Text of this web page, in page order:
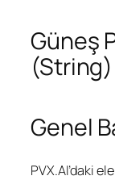
Güneş
(String)
Genel
PVX.AI’daki